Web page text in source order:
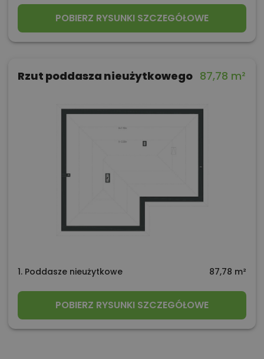
POBIERZ RYSUNKI SZCZEGÓŁOWE
Rzut poddasza nieużytkowego 87,78 m²
1. Poddasze nieużytkowe 87,78 m²
POBIERZ RYSUNKI SZCZEGÓŁOWE